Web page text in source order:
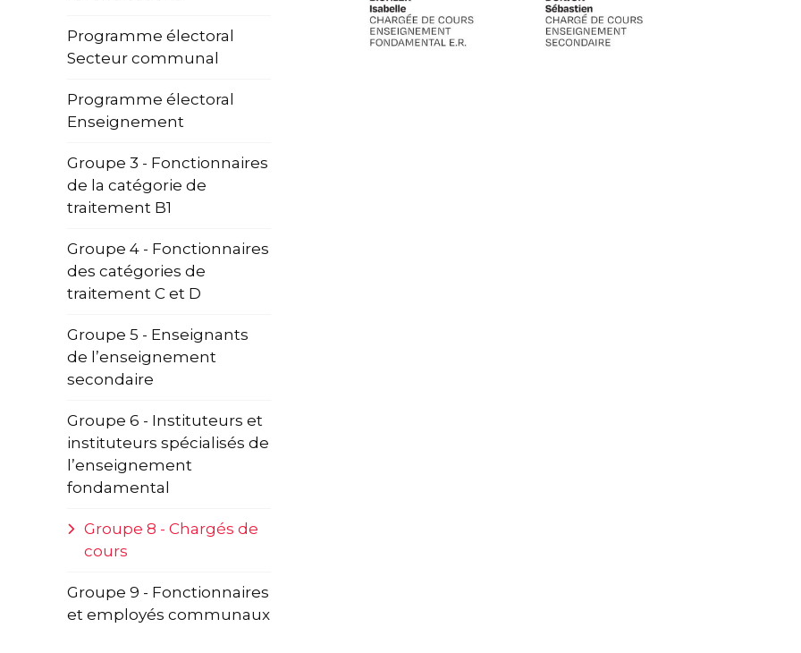
Programme électoral
Secteur communal
Programme électoral
Enseignement
Groupe 3 - Fonctionnaires
de la catégorie de
traitement B1
Groupe 4 - Fonctionnaires
des catégories de
traitement C et D
Groupe 5 - Enseignants
de l’enseignement
secondaire
Groupe 6 - Instituteurs et
instituteurs spécialisés de
l’enseignement
fondamental
Groupe 8 - Chargés de
cours
Groupe 9 - Fonctionnaires
et employés communaux